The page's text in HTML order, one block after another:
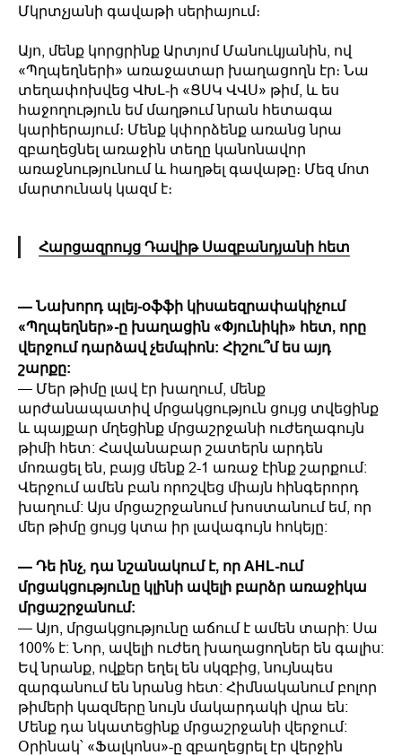
Մկրտչյանի գավաթի սերիայում։
Այո, մենք կորցրինք Արտյոմ Մանուկյանին, ով
«Պղպեղների» առաջատար խաղացողն էր։ Նա
տեղափոխվեց ՎԽԼ-ի «ՑՍԿ ՎՎՍ» թիմ, և ես
հաջողություն եմ մաղթում նրան հետագա
կարիերայում։ Մենք կփորձենք առանց նրա
զբաղեցնել առաջին տեղը կանոնավոր
առաջնությունում և հաղթել գավաթը։ Մեզ մոտ
մարտունակ կազմ է։
Հարցազրույց Դավիթ Սազբանդյանի հետ
— Նախորդ պլեյ-օֆֆի կիսաեզրափակիչում
«Պղպեղներ»-ը խաղացին «Փյունիկի» հետ, որը
վերջում դարձավ չեմպիոն: Հիշու՞մ ես այդ
շարքը:
— Մեր թիմը լավ էր խաղում, մենք
արժանապատիվ մրցակցություն ցույց տվեցինք
և պայքար մղեցինք մրցաշրջանի ուժեղագույն
թիմի հետ: Հավանաբար շատերն արդեն
մոռացել են, բայց մենք 2-1 առաջ էինք շարքում:
Վերջում ամեն բան որոշվեց միայն հինգերորդ
խաղում: Այս մրցաշրջանում խոստանում եմ, որ
մեր թիմը ցույց կտա իր լավագույն հոկեյը:
— Դե ինչ, դա նշանակում է, որ AHL-ում
մրցակցությունը կլինի ավելի բարձր առաջիկա
մրցաշրջանում:
— Այո, մրցակցությունը աճում է ամեն տարի: Սա
100% է: Նոր, ավելի ուժեղ խաղացողներ են գալիս:
Եվ նրանք, ովքեր եղել են սկզբից, նույնպես
զարգանում են նրանց հետ: Հիմնականում բոլոր
թիմերի կազմերը նույն մակարդակի վրա են:
Մենք դա նկատեցինք մրցաշրջանի վերջում:
Օրինակ՝ «Ֆալկոնս»-ը զբաղեցրել էր վերջին